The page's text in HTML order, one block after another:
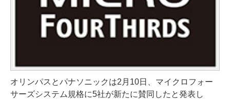
オリンパスとパナソニックは2月10日、マイクロフォー
サーズシステム規格に5社が新たに賛同したと発表し